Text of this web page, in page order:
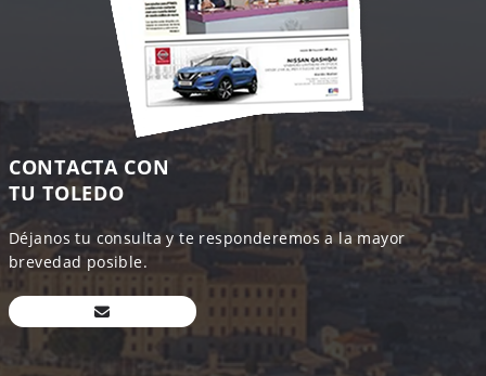
CONTACTA CON
TU TOLEDO
Déjanos tu consulta y te responderemos a la mayor
brevedad posible.